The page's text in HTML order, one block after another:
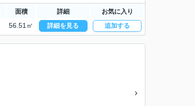
面積 詳細 お気に入り
56.51㎡ 詳細を見る 追加する